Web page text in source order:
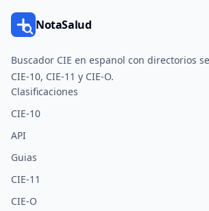
NotaSalud
Buscador CIE en espanol con directorios
CIE-10, CIE-11 y CIE-O.
Clasificaciones
CIE-10
API
Guias
CIE-11
CIE-O